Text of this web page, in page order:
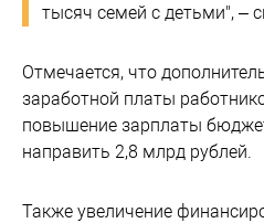
тысяч семей с детьми", –
Отмечается, что
заработной платы
повышение зарплаты
направить 2,8 млрд рублей.
Также увеличение